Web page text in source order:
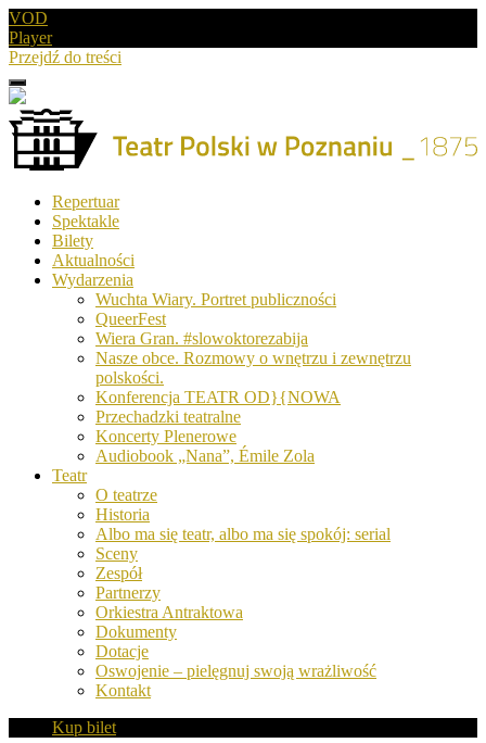
VOD
Player
Przejdź do treści
Menu
Drugie
logo
Teatr
Polski
Poznaniu
Repertuar
Spektakle
Bilety
Aktualności
Wydarzenia
Wuchta Wiary. Portret publiczności
QueerFest
Wiera Gran. #slowoktorezabija
Nasze obce. Rozmowy o wnętrzu i zewnętrzu
polskości.
Konferencja TEATR OD}{NOWA
Przechadzki teatralne
Koncerty Plenerowe
Audiobook „Nana”, Émile Zola
Teatr
O teatrze
Historia
Albo ma się teatr, albo ma się spokój: serial
Sceny
Zespół
Partnerzy
Orkiestra Antraktowa
Dokumenty
Dotacje
Oswojenie – pielęgnuj swoją wrażliwość
Kontakt
Kup bilet